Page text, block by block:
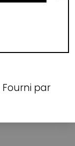
Fourni par